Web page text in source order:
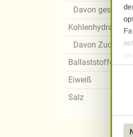
Davon
Kohlenhydrate
Davon Zucker
Ballaststoffe
Eiweiß
Salz